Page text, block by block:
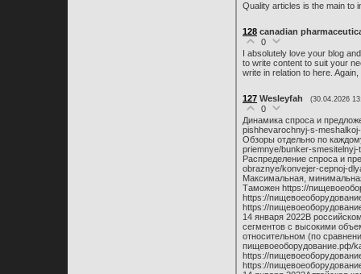
Quality articles is the main to
128 canadian
0
I absolutely love your blog
to write content to suit your
write in relation to here.
127 Wesleyfah (30.04.2026
0
Динамика спроса и
pishhevarochnyj-s-
Обзоры отдельно по
priemnye/bunker-
Распределение спроса и
obraznye/konvejer-cepnoj-
Максимальная,
Таможен https://
https://
https://
14 января 2022В
сегментов с высокими
относительном (по
пищевоеоборудование.рф/
https://
https://